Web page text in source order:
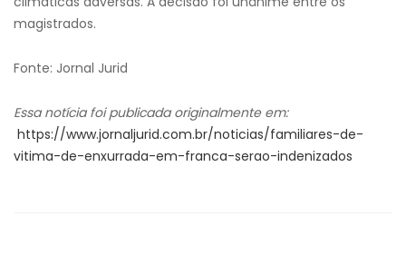
magistrados.
Fonte: Jornal Jurid
Essa notícia foi publicada originalmente em:
https://www.jornaljurid.com.br/noticias/familiares-de-
vitima-de-enxurrada-em-franca-serao-indenizados